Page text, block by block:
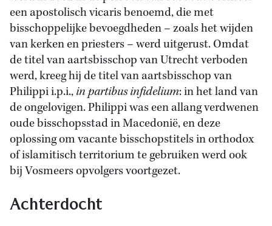
een apostolisch vicaris benoemd, die met
bisschoppelijke bevoegdheden – zoals het wijden
van kerken en priesters – werd uitgerust. Omdat
de titel van aartsbisschop van Utrecht verboden
werd, kreeg hij de titel van aartsbisschop van
Philippi i.p.i.,in partibus infidelium: in het land van
de ongelovigen. Philippi was een allang verdwenen
oude bisschopsstad in Macedonië, en deze
oplossing om vacante bisschopstitels in orthodox
of islamitisch territorium te gebruiken werd ook
bij Vosmeers opvolgers voortgezet.
Achterdocht